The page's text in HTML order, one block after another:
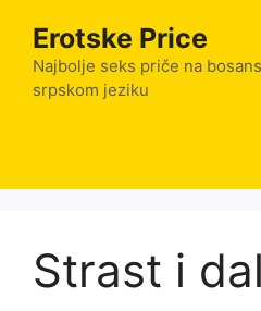
content
Erotske Price
Najbolje seks priče na
srpskom jeziku
Strast i